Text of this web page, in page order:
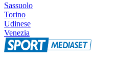
Sassuolo
Torino
Udinese
Venezia